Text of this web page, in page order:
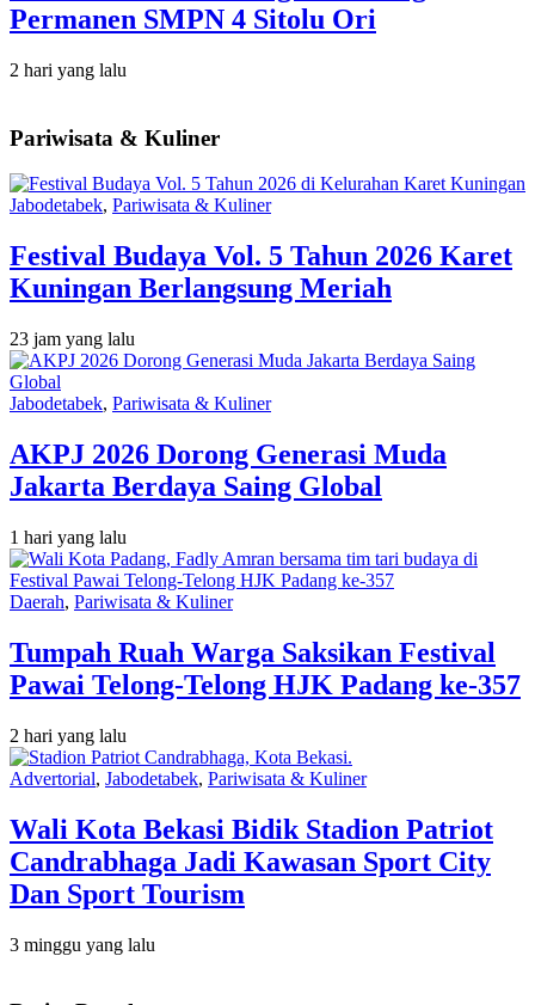
Permanen SMPN 4 Sitolu Ori
2 hari yang lalu
Pariwisata & Kuliner
Jabodetabek, Pariwisata & Kuliner
Festival Budaya Vol. 5 Tahun 2026 Karet
Kuningan Berlangsung Meriah
23 jam yang lalu
Jabodetabek, Pariwisata & Kuliner
AKPJ 2026 Dorong Generasi Muda
Jakarta Berdaya Saing Global
1 hari yang lalu
Daerah, Pariwisata & Kuliner
Tumpah Ruah Warga Saksikan Festival
Pawai Telong-Telong HJK Padang ke-357
2 hari yang lalu
Advertorial, Jabodetabek, Pariwisata & Kuliner
Wali Kota Bekasi Bidik Stadion Patriot
Candrabhaga Jadi Kawasan Sport City
Dan Sport Tourism
3 minggu yang lalu